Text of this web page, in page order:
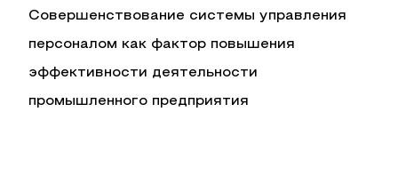
Совершенствование системы управления
персоналом как фактор повышения
эффективности деятельности
промышленного предприятия